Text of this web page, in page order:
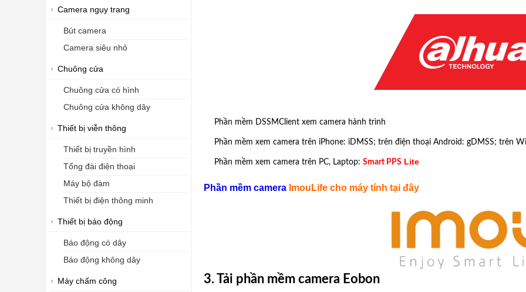
Camera ngụy trang
Bút camera
Camera siêu nhỏ
Chuông cửa
Chuông cửa có hình
Chuông cửa không dây
Thiết bị viễn thông
Thiết bị truyền hình
Tổng đài điện thoại
Máy bộ đàm
Thiết bị điện thông minh
Thiết bị báo động
Báo động có dây
Báo động không dây
Máy chấm công
Phần mềm DSSMClient xem camera hành trình
Phần mềm xem camera trên iPhone: iDMSS; trên điện thoại Android: gDMSS; trên
Phần mềm xem camera trên PC, Laptop: Smart PPSLite
Phần mềm cameraImouLife cho máy tính tại đây
3. Tải phần mềm camera Eobon